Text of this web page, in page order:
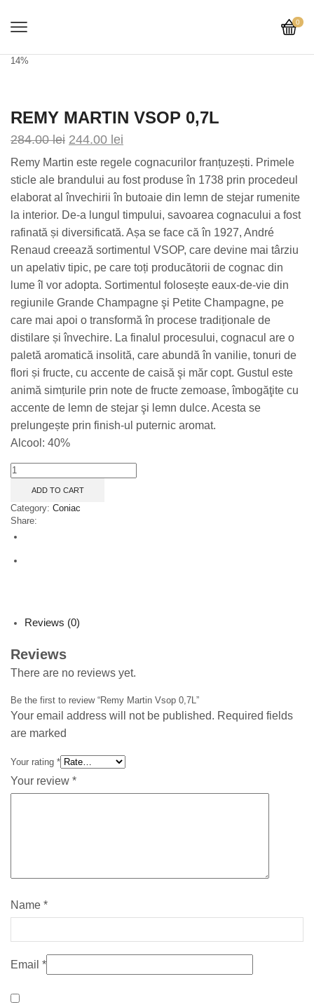
0
14%
REMY MARTIN VSOP 0,7L
284.00lei 244.00 lei
Remy Martin este regele cognacurilor franțuzești. Primele
sticle ale brandului au fost produse în 1738 prin procedeul
elaborat al învechirii în butoaie din lemn de stejar rumenite
la interior. De-a lungul timpului, savoarea cognacului a fost
rafinată și diversificată. Așa se face că în 1927, André
Renaud creează sortimentul VSOP, care devine mai târziu
un apelativ tipic, pe care toți producătorii de cognac din
lume îl vor adopta. Sortimentul folosește eaux-de-vie din
regiunile Grande Champagne şi Petite Champagne, pe
care mai apoi o transformă în procese tradiționale de
distilare și învechire. La finalul procesului, cognacul are o
paletă aromatică insolită, care abundă în vanilie, tonuri de
flori și fructe, cu accente de caisă şi măr copt. Gustul este
animă simțurile prin note de fructe zemoase, îmbogăţite cu
accente de lemn de stejar şi lemn dulce. Acesta se
prelungește prin finish-ul puternic aromat.
Alcool: 40%
Remy
Martin
0,7L
quantity
ADD TO CART
Category: Coniac
Share:
Reviews (0)
Reviews
There are no reviews yet.
Be the first to review “Remy Martin Vsop 0,7L”
Your email address will not be published. Required fields
are marked
Your rating *
Your review *
Name *
Email *